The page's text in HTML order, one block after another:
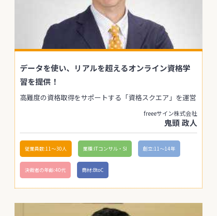
データを使い、リアルを超えるオンライン資格学
習を提供！
高難度の資格取得をサポートする「資格スクエア」を運営
freeeサイン株式会社
鬼頭 政人
従業員数:11〜30人 業種:ITコンサル・SI 創立:11〜14年
決裁者の年齢:40代 商材:BtoC